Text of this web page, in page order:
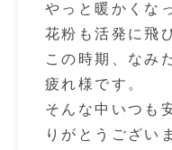
やっと暖かくな
花粉も活発に飛
この時期、なみ
疲れ様です。
そんな中いつも
りがとうござい